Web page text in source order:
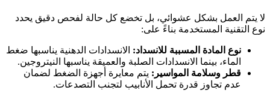
لا يتم العمل بشكل عشوائي، بل تخضع كل حالة لفحص دقيق يحدد
نوع التقنية المستخدمة بناءً على:
نوع المادة المسببة للانسداد: الانسدادات الدهنية يناسبها ضغط
الماء، بينما الانسدادات الصلبة والعميقة يناسبها النيتروجين.
قطر وسلامة المواسير: يتم معايرة أجهزة الضغط لضمان
عدم تجاوز قدرة تحمل الأنابيب لتجنب التصدعات.